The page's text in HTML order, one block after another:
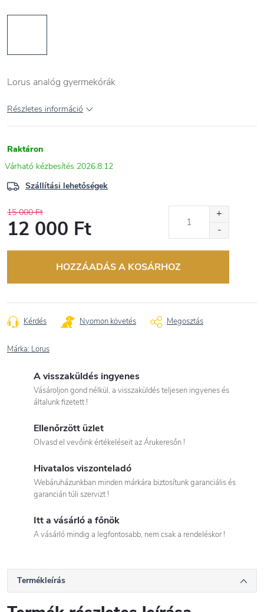
Lorus analóg gyermekórák
Részletes információ
Raktáron
2026.8.12
Szállítási lehetőségek
15 000 Ft
12 000 Ft
HOZZÁADÁS A KOSÁRHOZ
Kérdés Nyomon követés Megosztás
Márka: Lorus
A visszaküldés ingyenes
Vásároljon gond nélkül, a visszaküldés teljesen ingyenes és
általunk fizetett !
Ellenőrzött üzlet
Olvasd el vevőink értékeléseit az Árukeresőn !
Hivatalos viszonteladó
Webáruházunkban minden márkára biztosítunk garanciális és
garancián túli szervizt !
Itt a vásárló a főnök
A vásárló mindig a legfontosabb, nem csak a rendeléskor !
Termékleírás